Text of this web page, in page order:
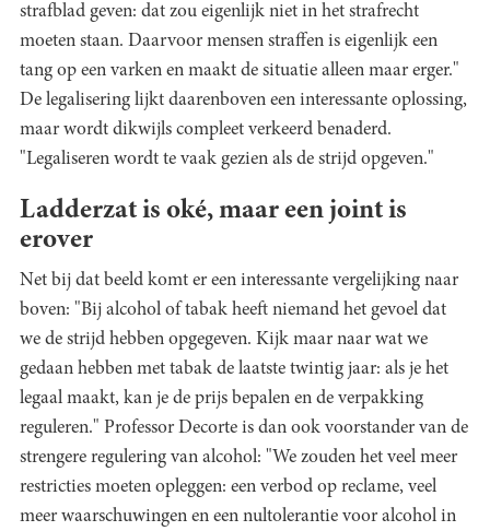
strafblad geven: dat zou eigenlijk niet in het strafrecht
moeten staan. Daarvoor mensen straffen is eigenlijk een
tang op een varken en maakt de situatie alleen maar erger."
De legalisering lijkt daarenboven een interessante oplossing,
maar wordt dikwijls compleet verkeerd benaderd.
"Legaliseren wordt te vaak gezien als de strijd opgeven."
Ladderzat is oké, maar een joint is
erover
Net bij dat beeld komt er een interessante vergelijking naar
boven: "Bij alcohol of tabak heeft niemand het gevoel dat
we de strijd hebben opgegeven. Kijk maar naar wat we
gedaan hebben met tabak de laatste twintig jaar: als je het
legaal maakt, kan je de prijs bepalen en de verpakking
reguleren." Professor Decorte is dan ook voorstander van de
strengere regulering van alcohol: "We zouden het veel meer
restricties moeten opleggen: een verbod op reclame, veel
meer waarschuwingen en een nultolerantie voor alcohol in